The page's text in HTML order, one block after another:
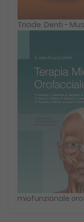
Triade. Denti -
miofunzionale